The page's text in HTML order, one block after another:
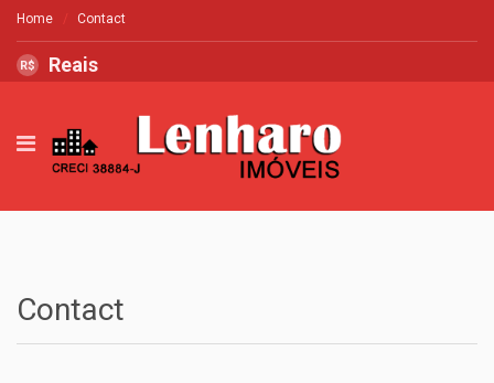
Home Contact
R$ Reais
Contact